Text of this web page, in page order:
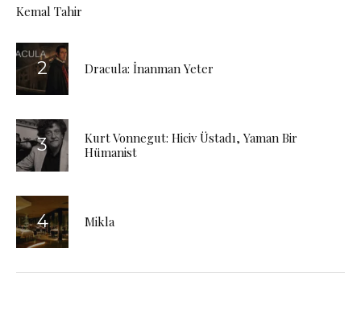
Kemal Tahir
Dracula: İnanman Yeter
Kurt Vonnegut: Hiciv Üstadı, Yaman Bir
Hümanist
Mikla